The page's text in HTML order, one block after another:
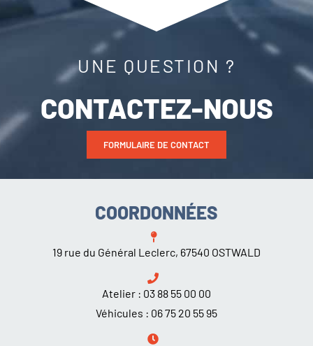
UNE QUESTION ?
CONTACTEZ-NOUS
FORMULAIRE DE CONTACT
COORDONNÉES
19 rue du Général Leclerc, 67540 OSTWALD
Atelier : 03 88 55 00 00
Véhicules : 06 75 20 55 95